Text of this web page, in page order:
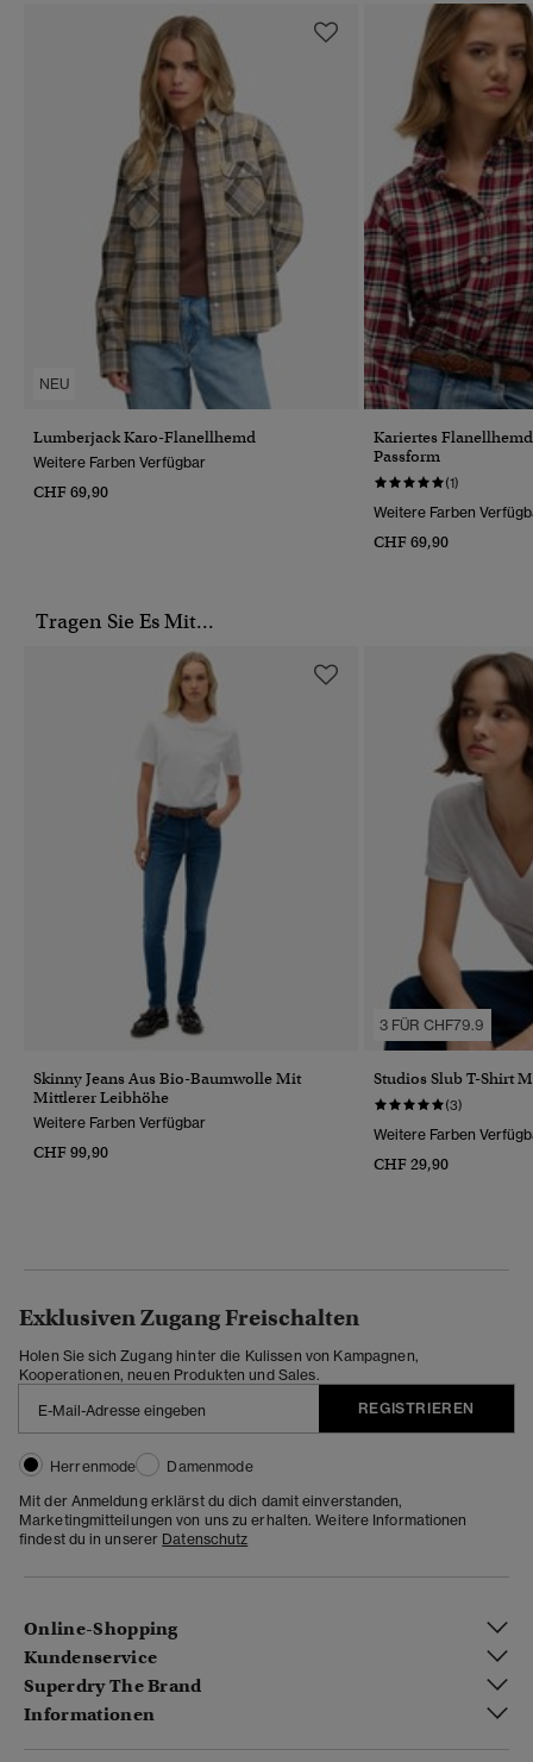
NEU
Lumberjack Karo-Flanellhemd
Weitere Farben Verfügbar
CHF 69,90
Kariertes
Passform
(1)
Weitere Farben
CHF 69,90
Tragen Sie Es Mit...
Skinny Jeans Aus Bio-Baumwolle Mit
Mittlerer Leibhöhe
Weitere Farben Verfügbar
CHF 99,90
3 FÜR CHF79.9
Studios Slub T-Shirt
(3)
Weitere Farben
CHF 29,90
Exklusiven Zugang Freischalten
Holen Sie sich Zugang hinter die Kulissen von Kampagnen,
Kooperationen, neuen Produkten und Sales.
REGISTRIEREN
Herrenmode
Damenmode
Mit der Anmeldung erklärst du dich damit einverstanden,
Marketingmitteilungen von uns zu erhalten. Weitere Informationen
findest du in unserer Datenschutz
Online-Shopping
Kundenservice
Superdry The Brand
Informationen